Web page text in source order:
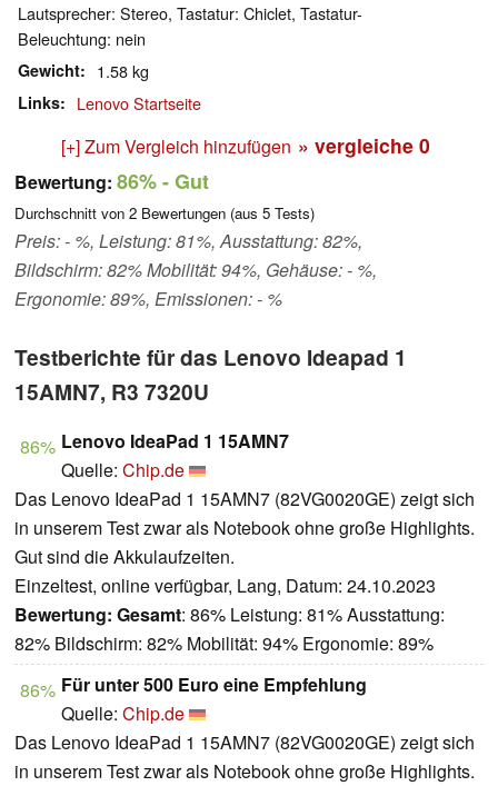
Lautsprecher: Stereo, Tastatur: Chiclet, Tastatur-
Beleuchtung: nein
Gewicht 1.58 kg
Links Lenovo Startseite
[+] Zum Vergleich hinzufügen » vergleiche 0
Bewertung: 86%- Gut
Durchschnitt von 2 Bewertungen (aus 5 Tests)
Preis: - %, Leistung: 81%, Ausstattung: 82%,
Bildschirm: 82% Mobilität: 94%, Gehäuse: - %,
Ergonomie: 89%, Emissionen: - %
Testberichte für das Lenovo Ideapad 1
15AMN7, R3 7320U
86% Lenovo IdeaPad 1 15AMN7
Quelle: Chip.de
Das Lenovo IdeaPad 1 15AMN7 (82VG0020GE) zeigt sich
in unserem Test zwar als Notebook ohne große Highlights.
Gut sind die Akkulaufzeiten.
Einzeltest, online verfügbar, Lang, Datum: 24.10.2023
Bewertung: Gesamt: 86% Leistung: 81% Ausstattung:
82% Bildschirm: 82% Mobilität: 94% Ergonomie: 89%
86% Für unter 500 Euro eine Empfehlung
Quelle: Chip.de
Das Lenovo IdeaPad 1 15AMN7 (82VG0020GE) zeigt sich
in unserem Test zwar als Notebook ohne große Highlights.